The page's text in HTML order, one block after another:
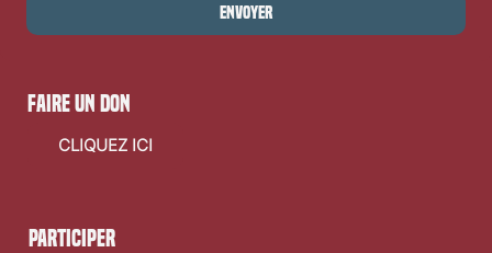
Envoyer
Participer
faire un don
CLIQUEZ ICI